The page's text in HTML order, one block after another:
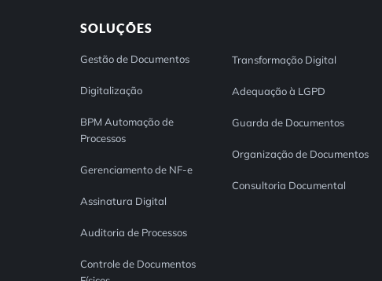
SOLUÇÕES
Gestão de Documentos
Digitalização
BPM Automação de
Processos
Gerenciamento de NF-e
Assinatura Digital
Auditoria de Processos
Controle de Documentos
Transformação Digital
Adequação à LGPD
Guarda de Documentos
Organização de Documentos
Consultoria Documental